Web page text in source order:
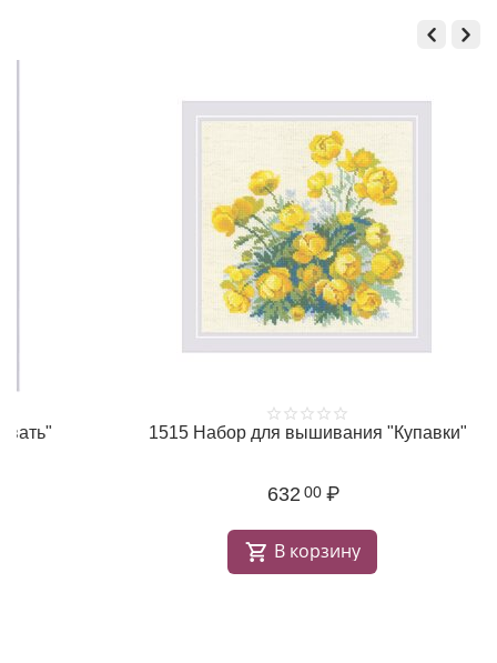
1515 Набор для вышивания "Купавки"
₽
В корзину